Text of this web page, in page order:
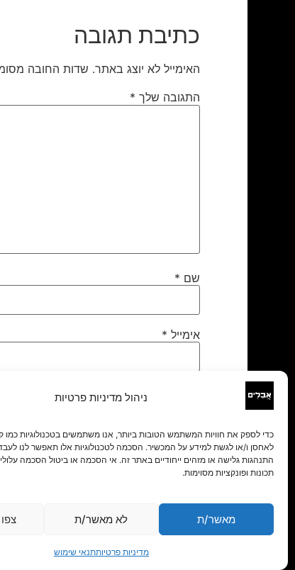
ניהול מדיניות פרטיות
לאחסן ו/או לגשת למידע על המכשיר. הסכמה לטכנולוגיות אלו תאפשר לנו לעבד
התנהגות גלישה או מזהים ייחודיים באתר זה. אי הסכמה או ביטול הסכמה
תכונות ופונקציות מסוימות.
מאשר/ת לא מאשר/ת
מדיניות פרטיותתנאי שימוש
כתיבת תגובה
האימייל לא יוצג באתר. שדות החובה
התגובה שלך *
שם *
אימייל *